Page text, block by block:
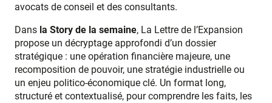
avocats de conseil et des consultants.
Dans la Story de la semaine, La Lettre de l’Expansion
propose un décryptage approfondi d’un dossier
stratégique : une opération financière majeure, une
recomposition de pouvoir, une stratégie industrielle ou
un enjeu politico-économique clé. Un format long,
structuré et contextualisé, pour comprendre les faits, les